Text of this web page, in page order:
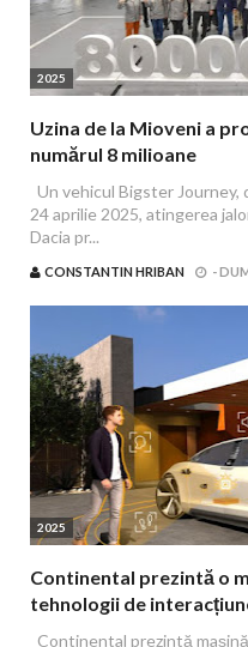
2025
Uzina de la Mioveni a
numărul 8 milioane
Un vehicul Bigster Journey,
24 aprilie 2025, atingerea
Dacia pr...
CONSTANTIN HRIBAN -
2025
Continental prezintă o
tehnologii de
Continental prezintă